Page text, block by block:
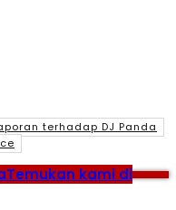
terhadap DJ Panda
Temukan kami di